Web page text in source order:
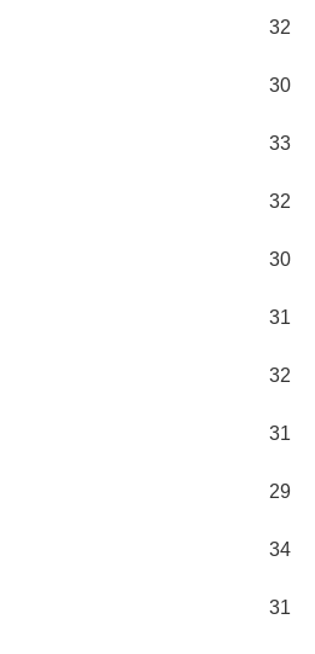
32
30
33
32
30
31
32
31
29
34
31